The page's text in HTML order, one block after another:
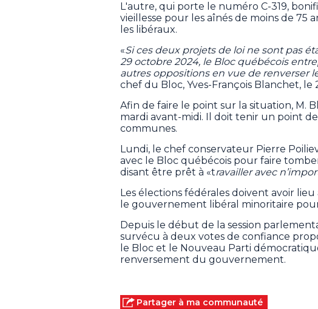
L'autre, qui porte le numéro C-319,
vieillesse pour les aînés de moins de 75
les libéraux.
«Si ces deux projets de loi ne sont pas
29 octobre 2024, le Bloc québécois
autres oppositions en vue de renverser
chef du Bloc, Yves-François Blanchet, le
Afin de faire le point sur la situation, M.
mardi avant-midi. Il doit tenir un point de
communes.
Lundi, le chef conservateur Pierre
avec le Bloc québécois pour faire
disant être prêt à «travailler avec
Les élections fédérales doivent avoir
le gouvernement libéral minoritaire
Depuis le début de la session
survécu à deux votes de confiance
le Bloc et le Nouveau Parti
renversement du gouvernement.
Partager à ma communauté